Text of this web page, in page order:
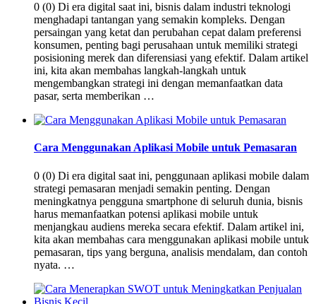
0 (0) Di era digital saat ini, bisnis dalam industri teknologi
menghadapi tantangan yang semakin kompleks. Dengan
persaingan yang ketat dan perubahan cepat dalam preferensi
konsumen, penting bagi perusahaan untuk memiliki strategi
posisioning merek dan diferensiasi yang efektif. Dalam artikel
ini, kita akan membahas langkah-langkah untuk
mengembangkan strategi ini dengan memanfaatkan data
pasar, serta memberikan …
Cara Menggunakan Aplikasi Mobile untuk Pemasaran
0 (0) Di era digital saat ini, penggunaan aplikasi mobile dalam
strategi pemasaran menjadi semakin penting. Dengan
meningkatnya pengguna smartphone di seluruh dunia, bisnis
harus memanfaatkan potensi aplikasi mobile untuk
menjangkau audiens mereka secara efektif. Dalam artikel ini,
kita akan membahas cara menggunakan aplikasi mobile untuk
pemasaran, tips yang berguna, analisis mendalam, dan contoh
nyata. …